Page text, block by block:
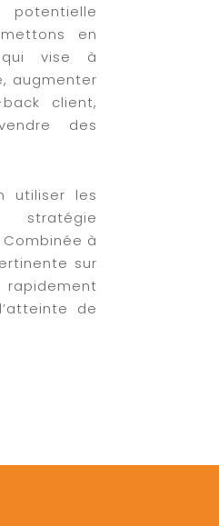
en
vise à
augmenter
client,
des
utiliser les
à
sur
de